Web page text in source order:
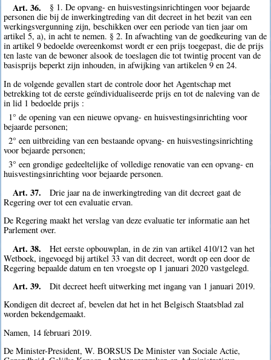
Art. 36.
§ 1. De opvang- en huisvestingsinrichtingen voor bejaarde
personen die bij de inwerkingtreding van dit decreet in het bezit van een
werkingsvergunning zijn, beschikken over een periode van tien jaar om
artikel 5, a), in acht te nemen. § 2. In afwachting van de goedkeuring van de
in artikel 9 bedoelde overeenkomst wordt er een prijs toegepast, die de prijs
ten laste van de bewoner alsook de toeslagen die tot twintig procent van de
basisprijs beperkt zijn inhouden, in afwijking van artikelen 9 en 24.
In de volgende gevallen start de controle door het Agentschap met
betrekking tot de eerste geïndividualiseerde prijs en tot de naleving van de
in lid 1 bedoelde prijs :
1° de opening van een nieuwe opvang- en huisvestingsinrichting voor
bejaarde personen;
2° een uitbreiding van een bestaande opvang- en huisvestingsinrichting
voor bejaarde personen;
3° een grondige gedeeltelijke of volledige renovatie van een opvang- en
huisvestingsinrichting voor bejaarde personen.
Art. 37.
Drie jaar na de inwerkingtreding van dit decreet gaat de
Regering over tot een evaluatie ervan.
De Regering maakt het verslag van deze evaluatie ter informatie aan het
Parlement over.
Art. 38.
Het eerste opbouwplan, in de zin van artikel 410/12 van het
Wetboek, ingevoegd bij artikel 33 van dit decreet, wordt op een door de
Regering bepaalde datum en ten vroegste op 1 januari 2020 vastgelegd.
Art. 39.
Dit decreet heeft uitwerking met ingang van 1 januari 2019.
Kondigen dit decreet af, bevelen dat het in het Belgisch Staatsblad zal
worden bekendgemaakt.
Namen, 14 februari 2019.
De Minister-President, W. BORSUS De Minister van Sociale Actie,